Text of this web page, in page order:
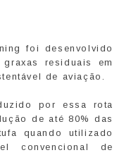
foi desenvolvido
residuais em
de aviação.
por essa rota
de até 80% das
quando utilizado
convencional de